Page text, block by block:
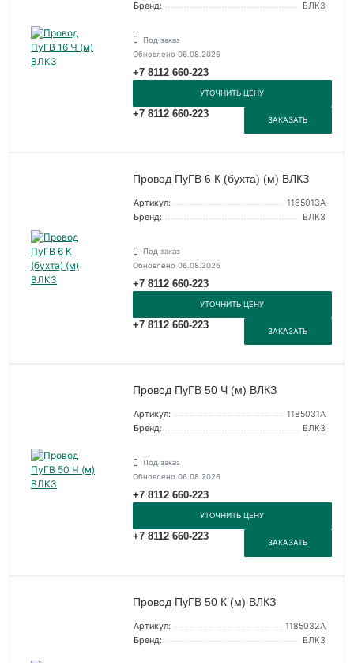
Бренд:
ВЛКЗ
Под заказ
Обновлено 06.08.2026
+7 8112 660-223
УТОЧНИТЬ ЦЕНУ
+7 8112 660-223
ЗАКАЗАТЬ
Провод ПуГВ 6 К (бухта) (м) ВЛКЗ
Артикул:
1185013А
Бренд:
ВЛКЗ
Под заказ
Обновлено 06.08.2026
+7 8112 660-223
УТОЧНИТЬ ЦЕНУ
+7 8112 660-223
ЗАКАЗАТЬ
Провод ПуГВ 50 Ч (м) ВЛКЗ
Артикул:
1185031А
Бренд:
ВЛКЗ
Под заказ
Обновлено 06.08.2026
+7 8112 660-223
УТОЧНИТЬ ЦЕНУ
+7 8112 660-223
ЗАКАЗАТЬ
Провод ПуГВ 50 К (м) ВЛКЗ
Артикул:
1185032А
Бренд:
ВЛКЗ